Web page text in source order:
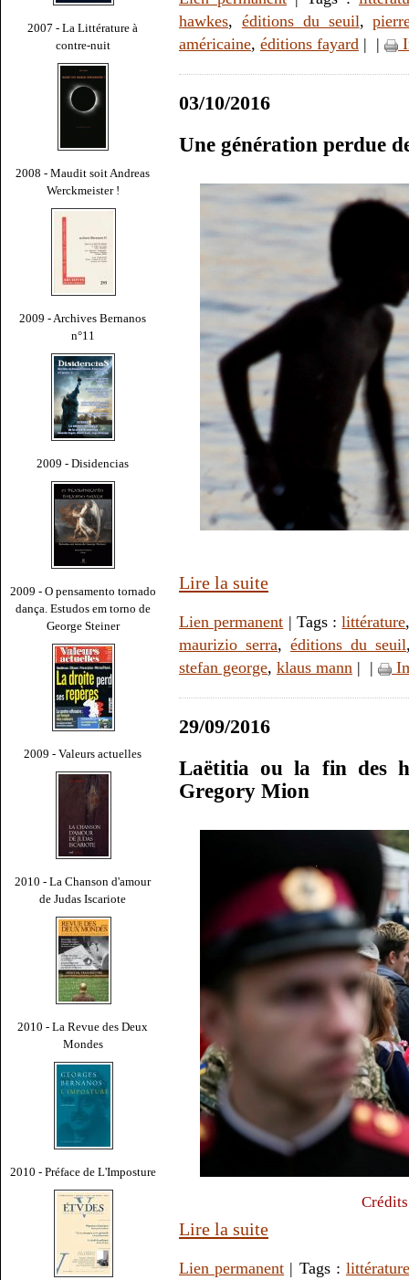
2007 - La Littérature à
contre-nuit
2008 - Maudit soit Andreas
Werckmeister !
2009 - Archives Bernanos
n°11
2009 - Disidencias
2009 - O pensamento tornado
dança. Estudos em torno de
George Steiner
2009 - Valeurs actuelles
2010 - La Chanson d'amour
de Judas Iscariote
2010 - La Revue des Deux
Mondes
2010 - Préface de L'Imposture
hawkes, éditions du seuil,
américaine, éditions fayard | |
03/10/2016
Une génération perdue
Lire la suite
Lien permanent | Tags :littérature
maurizio serra, éditions du seuil
stefan george, klaus mann | |
29/09/2016
Laëtitia ou la fin des
Gregory Mion
Lire la suite
Lien permanent | Tags : littérature